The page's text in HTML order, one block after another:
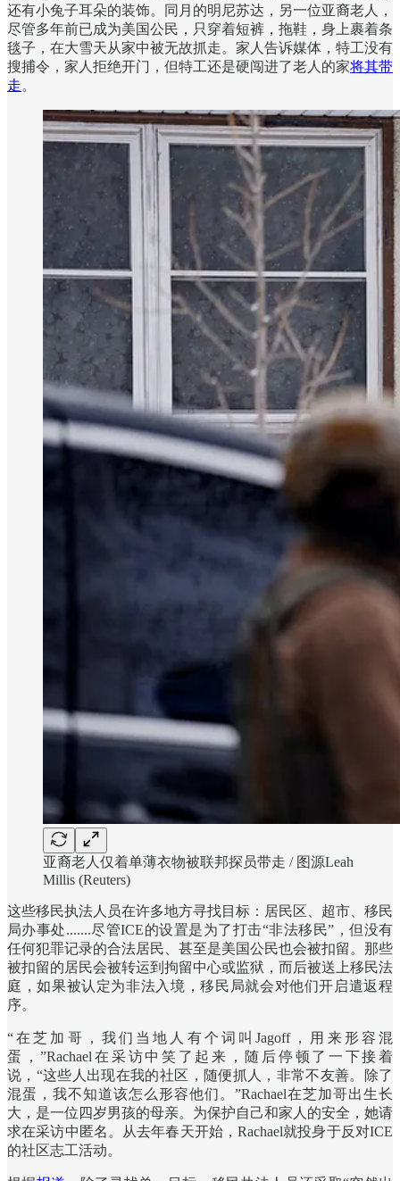
还有小兔子耳朵的装饰。同月的明尼苏达，另一位亚裔老人，
尽管多年前已成为美国公民，只穿着短裤，拖鞋，身上裹着条
毯子，在大雪天从家中被无故抓走。家人告诉媒体，特工没有
搜捕令，家人拒绝开门，但特工还是硬闯进了老人的家将其带
走。
亚裔老人仅着单薄衣物被联邦探员带走 / 图源Leah
Millis (Reuters)
这些移民执法人员在许多地方寻找目标：居民区、超市、移民
局办事处.......尽管ICE的设置是为了打击“非法移民”，但没有
任何犯罪记录的合法居民、甚至是美国公民也会被扣留。那些
被扣留的居民会被转运到拘留中心或监狱，而后被送上移民法
庭，如果被认定为非法入境，移民局就会对他们开启遣返程
序。
“在芝加哥，我们当地人有个词叫Jagoff，用来形容混
蛋，”Rachael在采访中笑了起来，随后停顿了一下接着
说，“这些人出现在我的社区，随便抓人，非常不友善。除了
混蛋，我不知道该怎么形容他们。”Rachael在芝加哥出生长
大，是一位四岁男孩的母亲。为保护自己和家人的安全，她请
求在采访中匿名。从去年春天开始，Rachael就投身于反对ICE
的社区志工活动。